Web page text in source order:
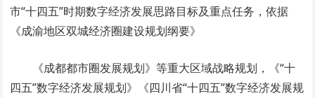
市“十四五”时期数字经济发展思路目标及重点任务，依据
《成渝地区双城经济圈建设规划纲要》
《成都都市圈发展规划》等重大区域战略规划，《“十
四五”数字经济发展规划》《四川省“十四五”数字经济发展规